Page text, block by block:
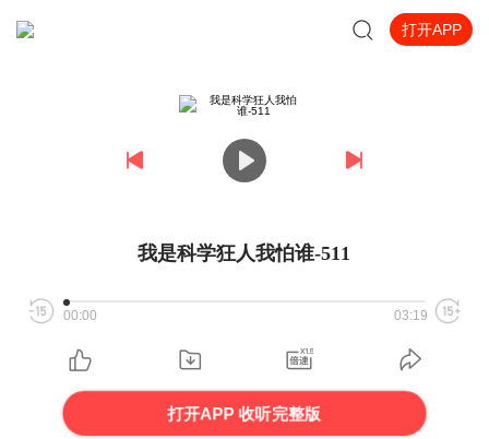
打开APP
我是科学狂人我怕谁-511
00:00 03:19
打开APP 收听完整版